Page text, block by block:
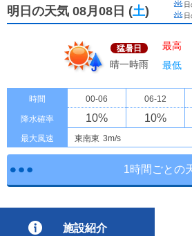
明日の天気 08月08日 (土) 日
日
猛暑日
晴一時雨
最高
最低
時間 00-06 06-12
降水確率 10% 10%
最大風速 東南東 3m/s
1時間ごとの
施設紹介